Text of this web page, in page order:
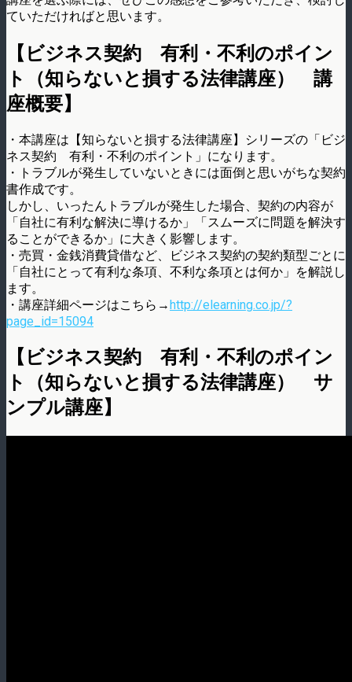
ていただければと思います。
【ビジネス契約 有利・不利のポイン
ト（知らないと損する法律講座） 講
座概要】
・本講座は【知らないと損する法律講座】シリーズの「ビジ
ネス契約 有利・不利のポイント」になります。
・トラブルが発生していないときには面倒と思いがちな契約
書作成です。
しかし、いったんトラブルが発生した場合、契約の内容が
「自社に有利な解決に導けるか」「スムーズに問題を解決す
ることができるか」に大きく影響します。
・売買・金銭消費貸借など、ビジネス契約の契約類型ごとに
「自社にとって有利な条項、不利な条項とは何か」を解説し
ます。
・講座詳細ページはこちら→http://elearning.co.jp/?
page_id=15094
【ビジネス契約 有利・不利のポイン
ト（知らないと損する法律講座） サ
ンプル講座】